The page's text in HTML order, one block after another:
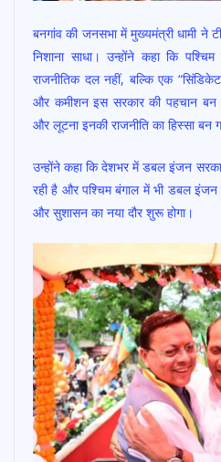
बनगांव की जनसभा में मुख्यमंत्री धामी ने
निशाना साधा। उन्होंने कहा कि
राजनीतिक दल नहीं, बल्कि एक
और कमीशन इस सरकार की पहचान बन
और लूटना इनकी राजनीति का हिस्सा बन
उन्होंने कहा कि देशभर में डबल इंजन
रही है और पश्चिम बंगाल में भी डबल इंजन
और सुशासन का नया दौर शुरू होगा।